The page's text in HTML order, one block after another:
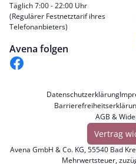
Täglich 7:00 - 22:00 Uhr
(Regulärer Festnetztarif ihres
Telefonanbieters)
Avena folgen
Datenschutzerklärung
AGB &
Vertrag
Avena GmbH & Co. KG, 55540 Bad
Mehrwertsteuer,